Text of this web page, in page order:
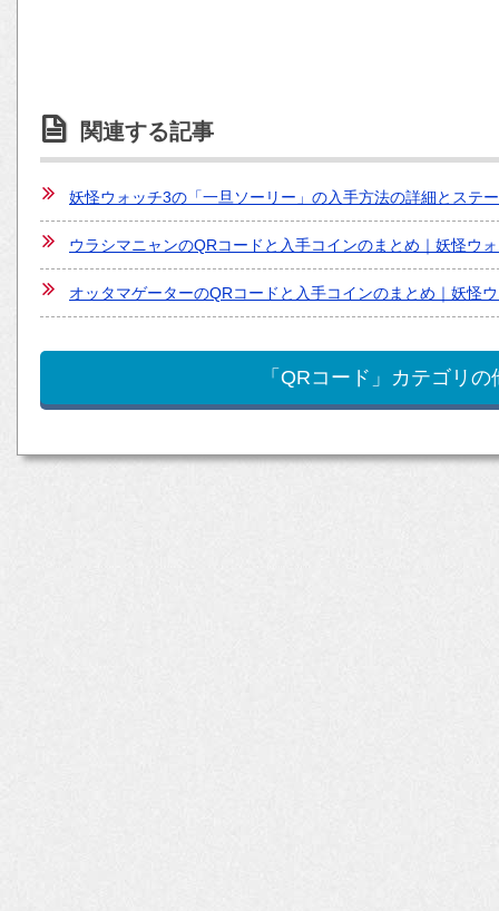
関連する記事
妖怪ウォッチ3の「一旦ソーリー」の入手方法の詳細とステ
ウラシマニャンのQRコードと入手コインのまとめ｜妖怪ウ
オッタマゲーターのQRコードと入手コインのまとめ｜妖怪
「QRコード」カテゴリ